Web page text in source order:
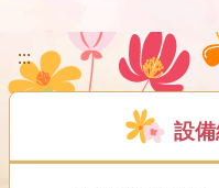
:::
設